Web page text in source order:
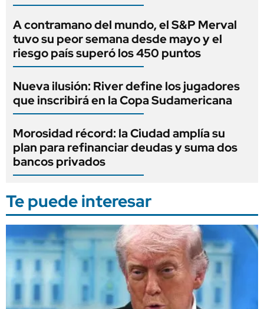
A contramano del mundo, el S&P Merval
tuvo su peor semana desde mayo y el
riesgo país superó los 450 puntos
Nueva ilusión: River define los jugadores
que inscribirá en la Copa Sudamericana
Morosidad récord: la Ciudad amplía su
plan para refinanciar deudas y suma dos
bancos privados
Te puede interesar